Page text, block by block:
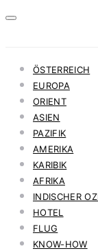
ÖSTERREICH
EUROPA
ORIENT
ASIEN
PAZIFIK
AMERIKA
KARIBIK
AFRIKA
INDISCHER
HOTEL
FLUG
KNOW-HOW